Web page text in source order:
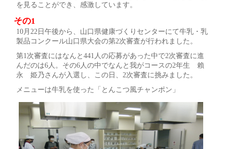
を見ることができ、感激しています。
その1
10月22日午後から、山口県健康づくりセンターにて牛乳・乳
製品コンクール山口県大会の第2次審査が行われました。
第1次審査にはなんと441人の応募があった中で2次審査に進
んだのは6人。その6人の中でなんと我がコースの2年生 賴
永 姫乃さんが入選し、この日、2次審査に挑みました。
メニューは牛乳を使った「とんこつ風チャンポン」